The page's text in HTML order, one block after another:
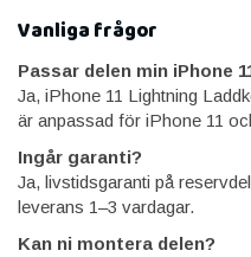
Vanliga frågor
Passar delen min iPhone
Ja, iPhone 11 Lightning
är anpassad för iPhone 11
Ingår garanti?
Ja, livstidsgaranti på
leverans 1–3 vardagar.
Kan ni montera delen?